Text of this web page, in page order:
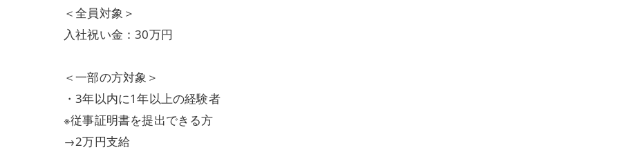
＜全員対象＞
入社祝い金：30万円
＜一部の方対象＞
・3年以内に1年以上の経験者
※従事証明書を提出できる方
→2万円支給